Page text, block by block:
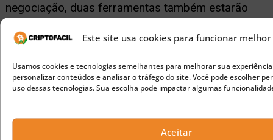
Este site usa cookies para funcionar melhor
Usamos cookies e tecnologias semelhantes para melhorar sua
personalizar conteúdos e analisar o tráfego do site. Você pode escolher
uso dessas tecnologias. Sua escolha pode impactar algumas
Aceitar
negociação, duas ferramentas também estarão
disponíveis. A primeira é uma assinatura de copy
negociações de alguns dos especialistas de
mercado mais experientes. A segunda opção é um